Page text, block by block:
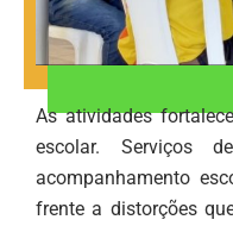
As atividades
escolar. Serviços
acompanhamento
frente a distorções